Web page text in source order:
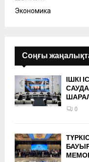
Экономика
Соңғы
ІШКІ
0